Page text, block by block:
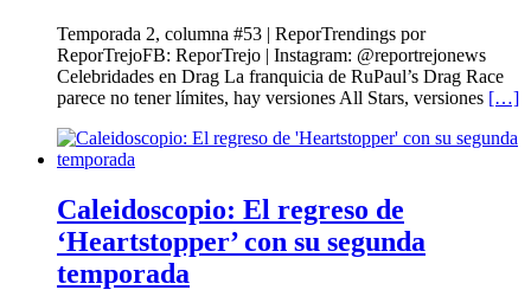
Temporada 2, columna #53 | ReporTrendings por
ReporTrejoFB: ReporTrejo | Instagram: @reportrejonews
Celebridades en Drag La franquicia de RuPaul’s Drag Race
parece no tener límites, hay versiones All Stars, versiones […]
Caleidoscopio: El regreso de
‘Heartstopper’ con su segunda
temporada